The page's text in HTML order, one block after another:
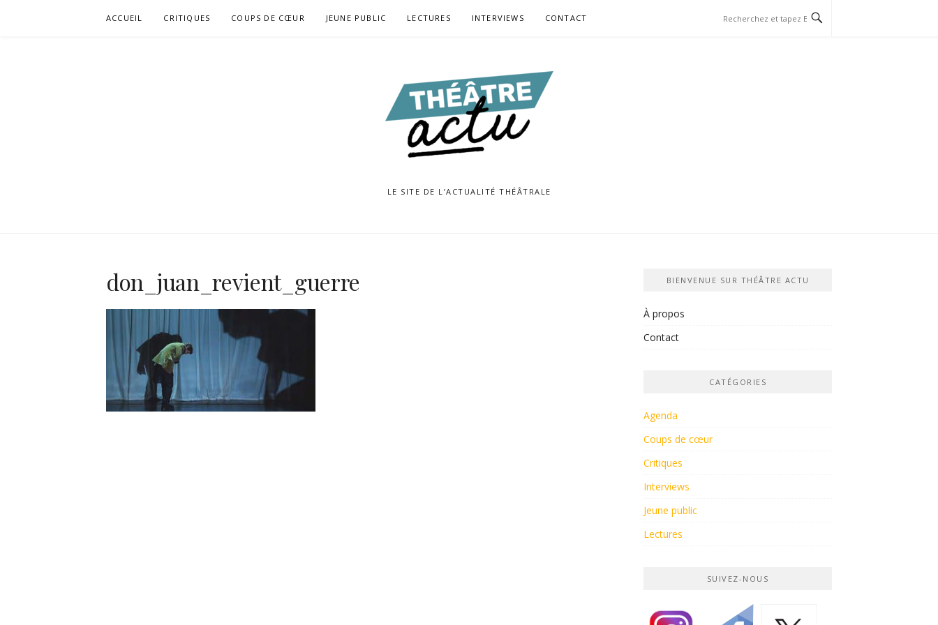
ACCUEIL CRITIQUES COUPS DE CŒUR JEUNE PUBLIC LECTURES INTERVIEWS CONTACT
LE SITE DE L’ACTUALITÉ THÉÂTRALE
don_juan_revient_guerre BIENVENUE SUR THÉÂTRE ACTU
À propos
Contact
CATÉGORIES
Agenda
Coups de cœur
Critiques
Interviews
Jeune public
Lectures
SUIVEZ-NOUS